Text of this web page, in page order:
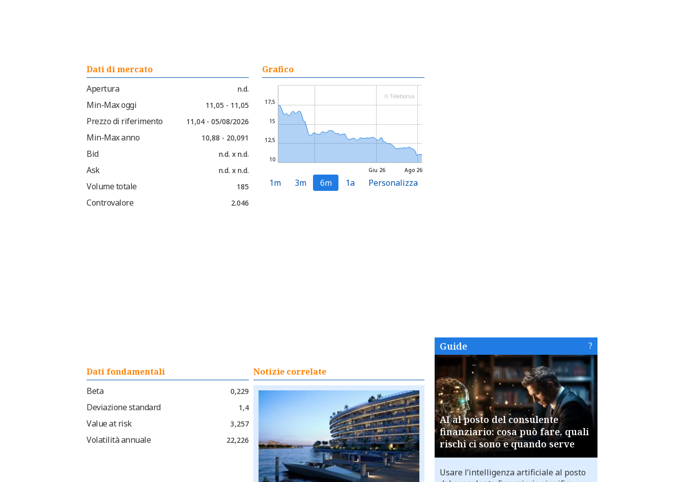
Dati di mercato
Apertura
n.d.
Min-Max oggi 11,05 - 11,05
Prezzo di riferimento 11,04 - 05/08/2026
Min-Max anno 10,88 - 20,091
Bid n.d. x n.d.
Ask n.d. x n.d.
Volume totale 185
Controvalore 2.046
Grafico
Giu 26 Ago 26
10
12,5
15
17,5
© Teleborsa
1m 3m 6m 1a Personalizza
Dati fondamentali
Beta
0,229
Deviazione standard 1,4
Value at risk 3,257
Volatilità annuale 22,226
Notizie correlate
Guide
AI al posto del consulente
finanziario: cosa può fare, quali
rischi ci sono e quando serve
Usare l’intelligenza artificiale al posto